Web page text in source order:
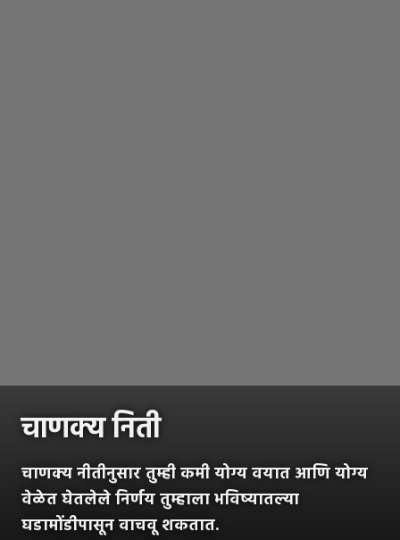
चाणक्य निती
चाणक्य नीतीनुसार तुम्ही कमी योग्य वयात आणि योग्य
वेळेत घेतलेले निर्णय तुम्हाला भविष्यातल्या
घडामोंडीपासून वाचवू शकतात.